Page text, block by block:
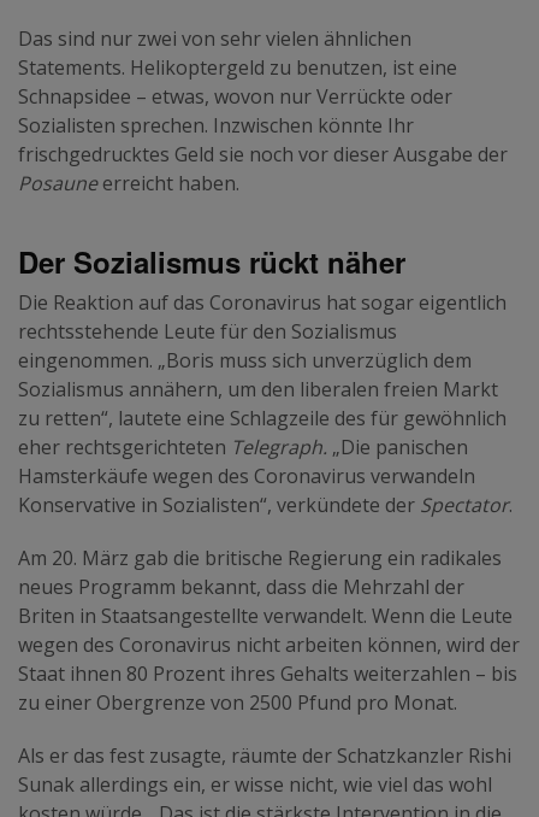
Das sind nur zwei von sehr vielen ähnlichen
Statements. Helikoptergeld zu benutzen, ist eine
Schnapsidee – etwas, wovon nur Verrückte oder
Sozialisten sprechen. Inzwischen könnte Ihr
frischgedrucktes Geld sie noch vor dieser Ausgabe der
Posauneerreicht haben.
Der Sozialismus rückt näher
Die Reaktion auf das Coronavirus hat sogar eigentlich
rechtsstehende Leute für den Sozialismus
eingenommen. „Boris muss sich unverzüglich dem
Sozialismus annähern, um den liberalen freien Markt
zu retten“, lautete eine Schlagzeile des für gewöhnlich
eher rechtsgerichteten Telegraph. „Die panischen
Hamsterkäufe wegen des Coronavirus verwandeln
Konservative in Sozialisten“, verkündete der Spectator.
Am 20. März gab die britische Regierung ein radikales
neues Programm bekannt, dass die Mehrzahl der
Briten in Staatsangestellte verwandelt. Wenn die Leute
wegen des Coronavirus nicht arbeiten können, wird der
Staat ihnen 80 Prozent ihres Gehalts weiterzahlen – bis
zu einer Obergrenze von 2500 Pfund pro Monat.
Als er das fest zusagte, räumte der Schatzkanzler Rishi
Sunak allerdings ein, er wisse nicht, wie viel das wohl